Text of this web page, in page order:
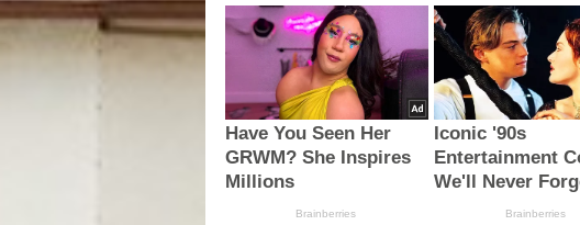
Have You Seen Her
GRWM? She Inspires
Millions
Brainberries
Iconic '90s
Entertainment
We'll Never
Brainberries